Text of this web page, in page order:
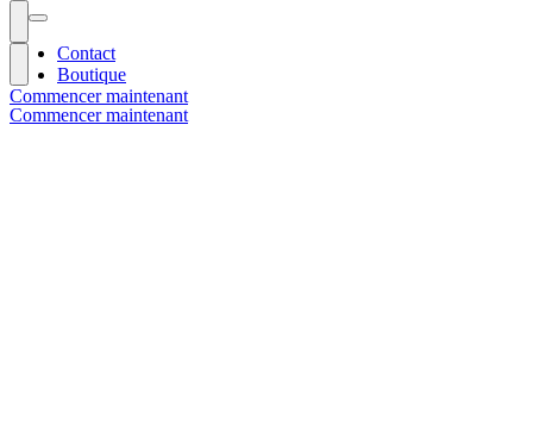
Commencer maintenant
Contact
Boutique
Commencer maintenant